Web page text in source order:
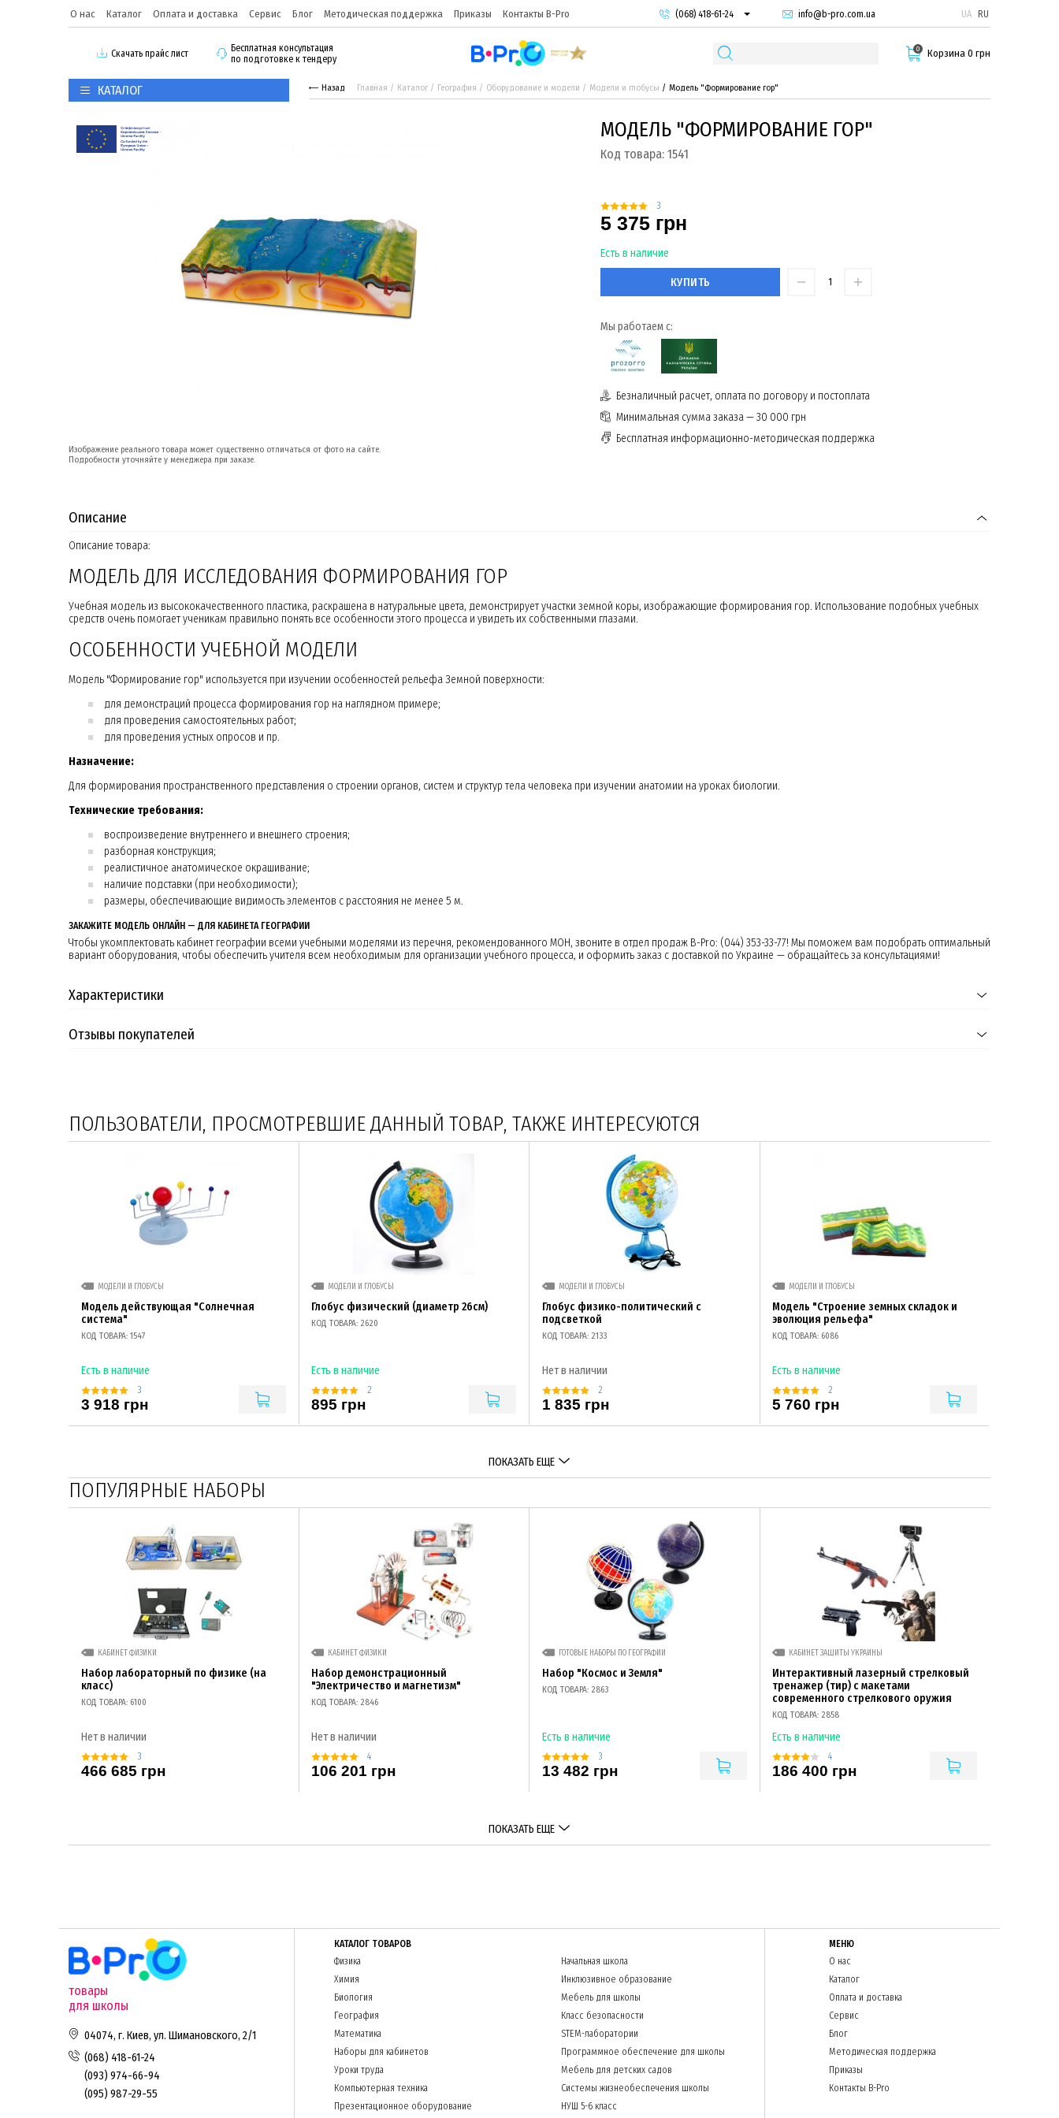
О нас Каталог Оплата и доставка Сервис Блог Методическая поддержка Приказы Контакты B-Pro
(068) 418-61-24
(095) 987-29-55
info@b-pro.com.ua UA RU
Скачать прайс лист
Бесплатная консультация
по подготовке к тендеру
0 Корзина 0 грн
КАТАЛОГ Назад Главная Каталог География Оборудование и модели Модели и глобусы Модель "Формирование гор"
Изображение реального товара может существенно отличаться от фото на сайте.
Подробности уточняйте у менеджера при заказе.
МОДЕЛЬ "ФОРМИРОВАНИЕ ГОР"
Код товара: 1541
3
5 375 грн
Есть в наличие
КУПИТЬ
Мы работаем с:
Безналичный расчет, оплата по договору и постоплата
Минимальная сумма заказа — 30 000 грн
Бесплатная информационно-методическая поддержка
Описание
Описание товара:
МОДЕЛЬ ДЛЯ ИССЛЕДОВАНИЯ ФОРМИРОВАНИЯ ГОР
Учебная модель из высококачественного пластика, раскрашена в натуральные цвета, демонстрирует участки земной коры, изображающие формирования гор. Использование подобных учебных
средств очень помогает ученикам правильно понять все особенности этого процесса и увидеть их собственными глазами.
ОСОБЕННОСТИ УЧЕБНОЙ МОДЕЛИ
Модель "Формирование гор" используется при изучении особенностей рельефа Земной поверхности:
для демонстраций процесса формирования гор на наглядном примере;
для проведения самостоятельных работ;
для проведения устных опросов и пр.
Назначение:
Для формирования пространственного представления о строении органов, систем и структур тела человека при изучении анатомии на уроках биологии.
Технические требования:
воспроизведение внутреннего и внешнего строения;
разборная конструкция;
реалистичное анатомическое окрашивание;
наличие подставки (при необходимости);
размеры, обеспечивающие видимость элементов с расстояния не менее 5 м.
ЗАКАЖИТЕ МОДЕЛЬ ОНЛАЙН — ДЛЯ КАБИНЕТА ГЕОГРАФИИ
Чтобы укомплектовать кабинет географии всеми учебными моделями из перечня, рекомендованного МОН, звоните в отдел продаж B-Pro: (044) 353-33-77! Мы поможем вам подобрать оптимальный
вариант оборудования, чтобы обеспечить учителя всем необходимым для организации учебного процесса, и оформить заказ с доставкой по Украине — обращайтесь за консультациями!
Характеристики
Отзывы покупателей
ПОЛЬЗОВАТЕЛИ, ПРОСМОТРЕВШИЕ ДАННЫЙ ТОВАР, ТАКЖЕ ИНТЕРЕСУЮТСЯ
МОДЕЛИ И ГЛОБУСЫ
Модель действующая "Солнечная
система"
КОД ТОВАРА: 1547
Есть в наличие
3
3 918 грн
МОДЕЛИ И ГЛОБУСЫ
Глобус физический (диаметр 26см)
КОД ТОВАРА: 2620
Есть в наличие
2
895 грн
МОДЕЛИ И ГЛОБУСЫ
Глобус физико-политический с
подсветкой
КОД ТОВАРА: 2133
Нет в наличии
2
1 835 грн
МОДЕЛИ И ГЛОБУСЫ
Модель "Строение земных складок и
эволюция рельефа"
КОД ТОВАРА: 6086
Есть в наличие
2
5 760 грн
ПОКАЗАТЬ ЕЩЕ
ПОПУЛЯРНЫЕ НАБОРЫ
КАБИНЕТ ФИЗИКИ
Набор лабораторный по физике (на
класс)
КОД ТОВАРА: 6100
Нет в наличии
3
466 685 грн
КАБИНЕТ ФИЗИКИ
Набор демонстрационный
"Электричество и магнетизм"
КОД ТОВАРА: 2846
Нет в наличии
4
106 201 грн
ГОТОВЫЕ НАБОРЫ ПО ГЕОГРАФИИ
Набор "Космос и Земля"
КОД ТОВАРА: 2863
Есть в наличие
3
13 482 грн
КАБИНЕТ ЗАЩИТЫ УКРАИНЫ
Интерактивный лазерный стрелковый
тренажер (тир) с макетами
современного стрелкового оружия
КОД ТОВАРА: 2858
Есть в наличие
4
186 400 грн
ПОКАЗАТЬ ЕЩЕ
товары
для школы
04074, г. Киев, ул. Шимановского, 2/1
(068) 418-61-24
(093) 974-66-94
(095) 987-29-55
КАТАЛОГ ТОВАРОВ
Физика
Химия
Биология
География
Математика
Наборы для кабинетов
Уроки труда
Компьютерная техника
Презентационное оборудование
Начальная школа
Инклюзивное образование
Мебель для школы
Класс безопасности
STEM-лаборатории
Программное обеспечение для школы
Мебель для детских садов
Системы жизнеобеспечения школы
НУШ 5-6 класс
МЕНЮ
О нас
Каталог
Оплата и доставка
Сервис
Блог
Методическая поддержка
Приказы
Контакты B-Pro